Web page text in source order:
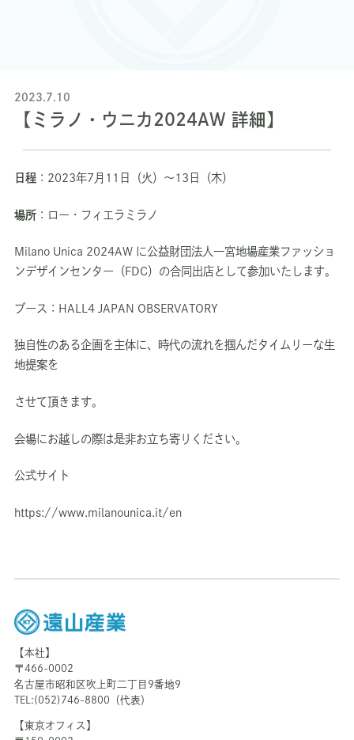
2023.7.10
【ミラノ・ウニカ2024AW 詳細】
日程 ：2023年7月11日（火）～13日（木）
場所 ：ロー・フィエラミラノ
Milano Unica 2024AW に公益財団法人一宮地場産業ファッショ
ンデザインセンター（FDC）の合同出店として参加いたします。
ブース：HALL4 JAPAN OBSERVATORY
独自性のある企画を主体に、時代の流れを掴んだタイムリーな生
地提案を
させて頂きます。
会場にお越しの際は是非お立ち寄りください。
公式サイト
https://www.milanounica.it/en
【本社】
〒466-0002
名古屋市昭和区吹上町二丁目9番地9
TEL:(052)746-8800（代表）
【東京オフィス】